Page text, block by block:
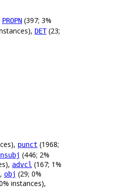
PROPN (397; 3%
DET(23;
punct (1968;
nsubj (446; 2%
advcl (167; 1%
obj (29; 0%
instances),